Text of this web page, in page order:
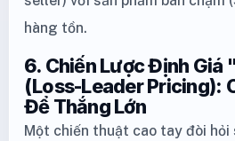
hàng tồn.
6. Chiến Lược Định Giá
(Loss-Leader Pricing):
Để Thắng Lớn
Một chiến thuật cao tay đòi